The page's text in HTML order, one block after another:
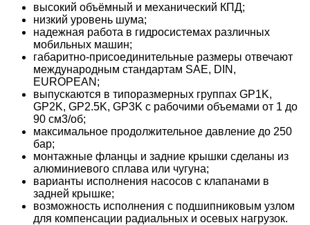
высокий объёмный и механический КПД;
низкий уровень шума;
надежная работа в гидросистемах различных
мобильных машин;
габаритно-присоединительные размеры отвечают
международным стандартам SAE, DIN,
EUROPEAN;
выпускаются в типоразмерных группах GP1K,
GP2K, GP2.5K, GP3K с рабочими объемами от 1 до
90 см3/об;
максимальное продолжительное давление до 250
бар;
монтажные фланцы и задние крышки сделаны из
алюминиевого сплава или чугуна;
варианты исполнения насосов с клапанами в
задней крышке;
возможность исполнения с подшипниковым узлом
для компенсации радиальных и осевых нагрузок.